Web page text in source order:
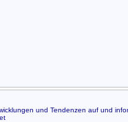
und Tendenzen auf und